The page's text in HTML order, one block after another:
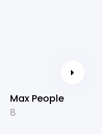
Max People
8